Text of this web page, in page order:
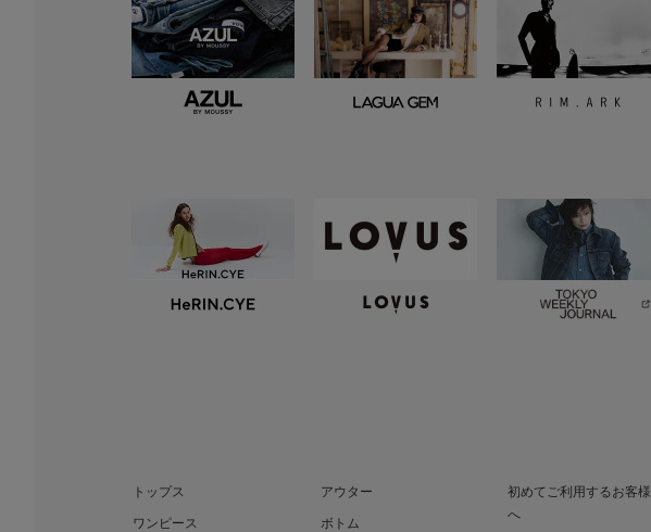
トップス
アウター
ワンピース
ボトム
初めてご利用するお客様
へ